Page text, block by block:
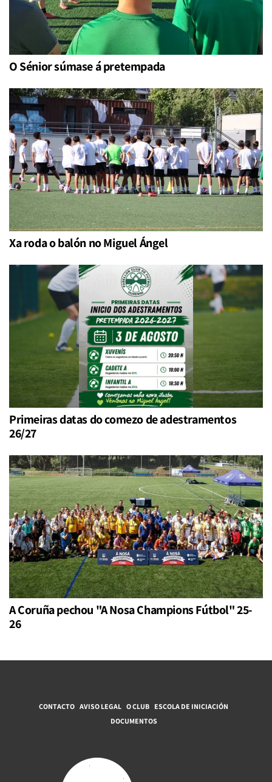
O Sénior súmase á pretempada
Xa roda o balón no Miguel Ángel
Primeiras datas do comezo de adestramentos
26/27
A Coruña pechou "A Nosa Champions Fútbol" 25-
26
CONTACTO AVISO LEGAL O CLUB ESCOLA DE INICIACIÓN
DOCUMENTOS